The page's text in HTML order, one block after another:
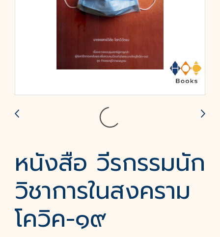
หนังสือ วีรกรรมนัก
วิชาการในสงคราม
โควิค-๑๙